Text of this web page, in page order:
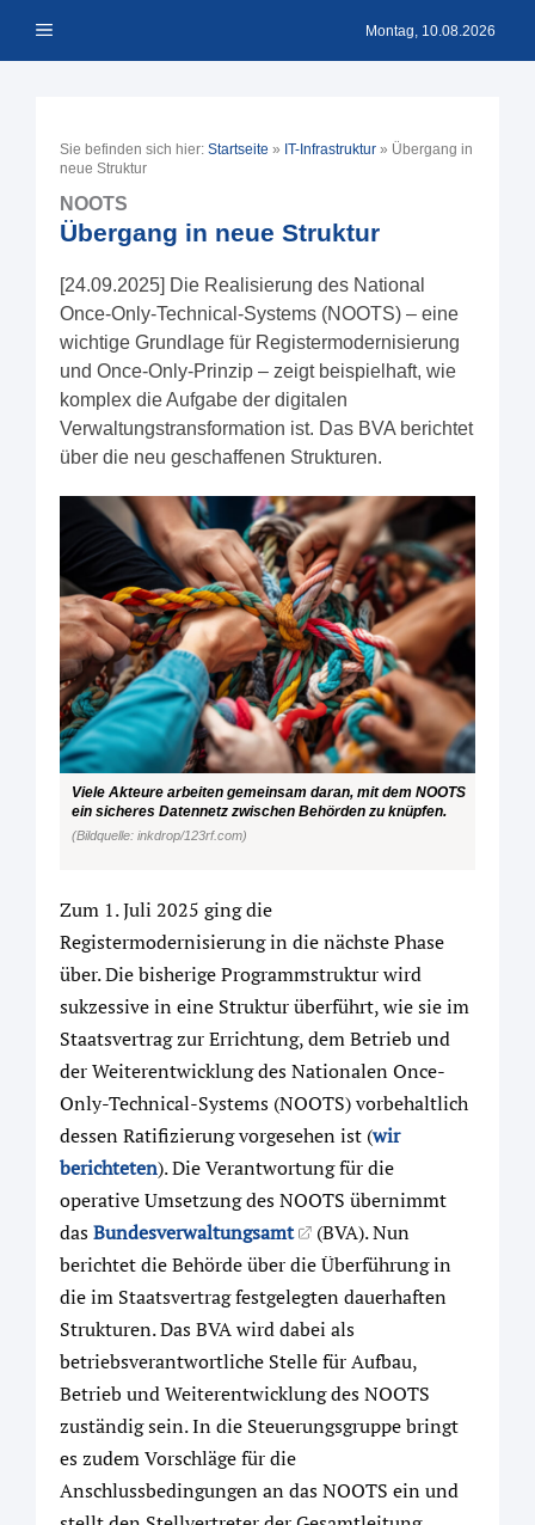
Inhalt Menü Montag, 10.08.2026
Sie befinden sich hier: Startseite » IT-Infrastruktur » Übergang in
neue Struktur
NOOTS
Übergang in neue Struktur
[24.09.2025] Die Realisierung des National
Once-Only-Technical-Systems (NOOTS) – eine
wichtige Grundlage für Registermodernisierung
und Once-Only-Prinzip – zeigt beispielhaft, wie
komplex die Aufgabe der digitalen
Verwaltungstransformation ist. Das BVA berichtet
über die neu geschaffenen Strukturen.
Viele Akteure arbeiten gemeinsam daran, mit dem NOOTS
ein sicheres Datennetz zwischen Behörden zu knüpfen.
(Bildquelle: inkdrop/123rf.com)
Zum 1. Juli 2025 ging die
Registermodernisierung in die nächste Phase
über. Die bisherige Programmstruktur wird
sukzessive in eine Struktur überführt, wie sie im
Staatsvertrag zur Errichtung, dem Betrieb und
der Weiterentwicklung des Nationalen Once-
Only-Technical-Systems (NOOTS) vorbehaltlich
dessen Ratifizierung vorgesehen ist (wir
berichteten). Die Verantwortung für die
operative Umsetzung des NOOTS übernimmt
dasBundesverwaltungsamt
(BVA). Nun
berichtet die Behörde über die Überführung in
die im Staatsvertrag festgelegten dauerhaften
Strukturen. Das BVA wird dabei als
betriebsverantwortliche Stelle für Aufbau,
Betrieb und Weiterentwicklung des NOOTS
zuständig sein. In die Steuerungsgruppe bringt
es zudem Vorschläge für die
Anschlussbedingungen an das NOOTS ein und